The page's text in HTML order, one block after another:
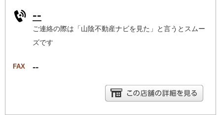
--
ご連絡の際は「山陰不動産ナビを見た」と言うとスムー
ズです
FAX --